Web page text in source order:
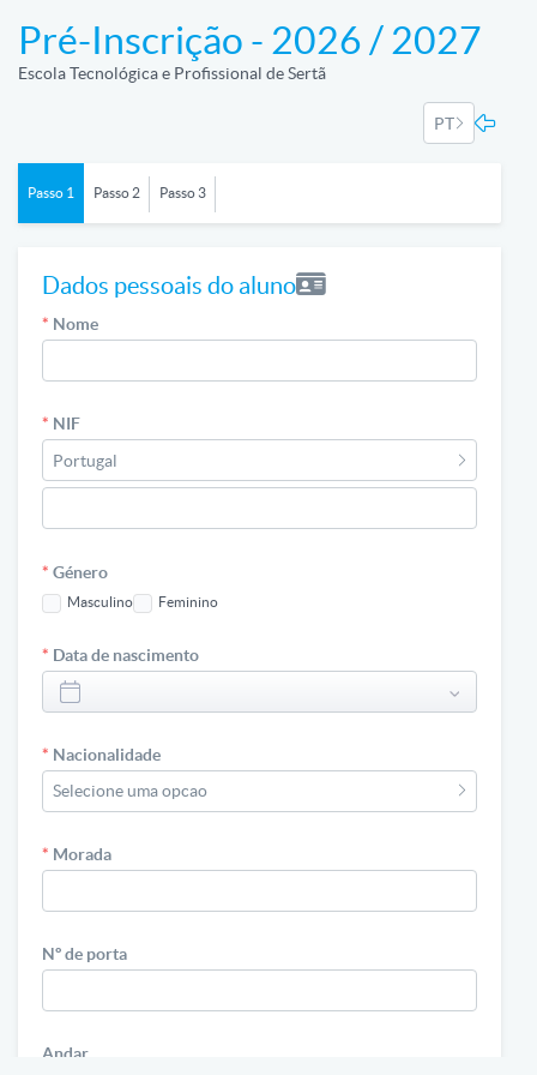
Pré-Inscrição - 2026 / 2027
Escola Tecnológica e Profissional de Sertã
PT
Passo 1 Passo 2 Passo 3
Dados pessoais do aluno
* Nome
* NIF
Portugal
* Género
Masculino Feminino
* Data de nascimento
* Nacionalidade
Selecione uma opcao
* Morada
Nº de porta
Andar